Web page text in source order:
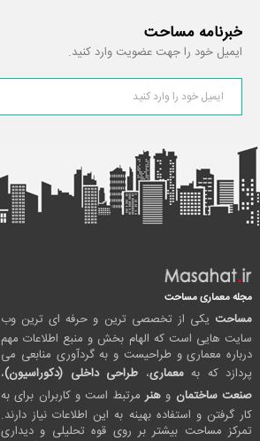
خبرنامه مساحت
ایمیل خود را جهت عضویت وارد کنید.
مجله معماری مساحت
مساحت یکی از تخصصی ترین و حرفه ای ترین وب
سایت هایی است که الهام بخش و منبع اطلاعات مهم
درباره معماری و طراحیست و به گردآوری منابعی می
پردازد که بهمعماری، طراحی داخلی (دکوراسیون)،
صنعت ساختمان و هنرمرتبط است و کاربران برای به
کار گرفتن و استفاده بهینه به این اطلاعات نیاز دارند.
تمرکز مساحت بیشتر بر روی قوه تحلیلی و دیداری